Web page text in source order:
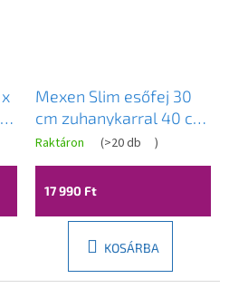
Mexen Slim esőfej 30
cm zuhanykarral 40 cm,
fekete, 79230211-70
Raktáron (>20 db )
17 990 Ft
KOSÁRBA